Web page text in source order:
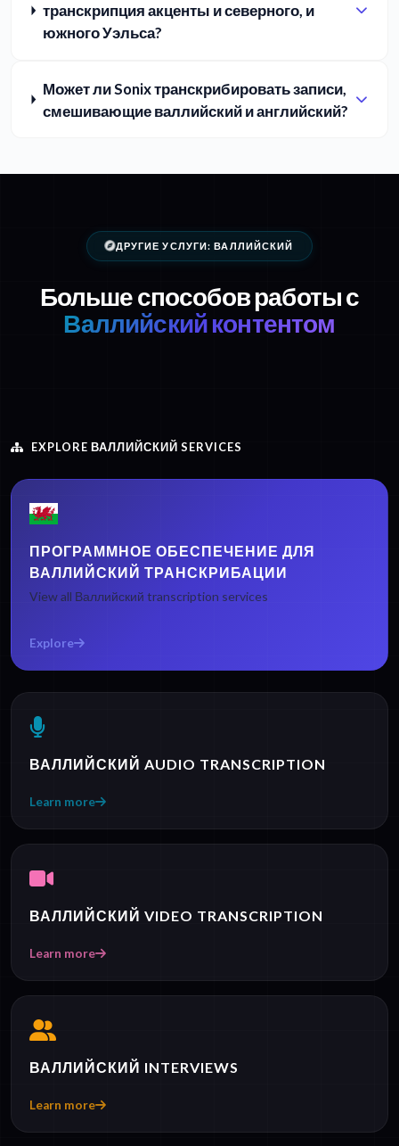
транскрипция акценты и северного, и
южного Уэльса?
Может ли Sonix транскрибировать записи,
смешивающие валлийский и английский?
ДРУГИЕ УСЛУГИ: ВАЛЛИЙСКИЙ
Больше способов работы с
Валлийский контентом
EXPLORE ВАЛЛИЙСКИЙ SERVICES
ПРОГРАММНОЕ ОБЕСПЕЧЕНИЕ ДЛЯ
ВАЛЛИЙСКИЙ ТРАНСКРИБАЦИИ
View all Валлийский transcription services
Explore
ВАЛЛИЙСКИЙ AUDIO TRANSCRIPTION
Learn more
ВАЛЛИЙСКИЙ VIDEO TRANSCRIPTION
Learn more
ВАЛЛИЙСКИЙ INTERVIEWS
Learn more